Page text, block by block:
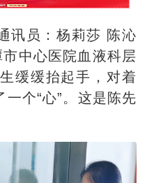
讯员：杨莉莎 陈沁
中心医院血液科层
缓缓抬起手，对着
个“心”。这是陈先